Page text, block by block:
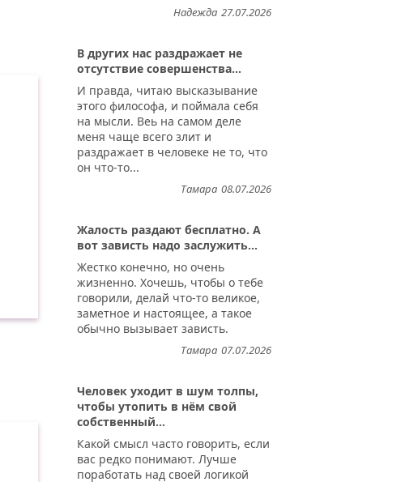
27.07.2026
Надежда
В других нас раздражает не
отсутствие совершенства...
И правда, читаю высказывание
этого философа, и поймала себя
на мысли. Веь на самом деле
меня чаще всего злит и
раздражает в человеке не то, что
он что-то...
08.07.2026
Тамара
Жалость раздают бесплатно. А
вот зависть надо заслужить...
Жестко конечно, но очень
жизненно. Хочешь, чтобы о тебе
говорили, делай что-то великое,
заметное и настоящее, а такое
обычно вызывает зависть.
07.07.2026
Тамара
Человек уходит в шум толпы,
чтобы утопить в нём свой
собственный...
Какой смысл часто говорить, если
вас редко понимают. Лучше
поработать над своей логикой